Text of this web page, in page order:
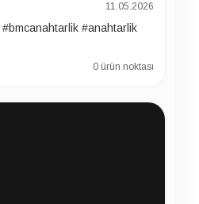
11.05.2026
0 ürün noktası